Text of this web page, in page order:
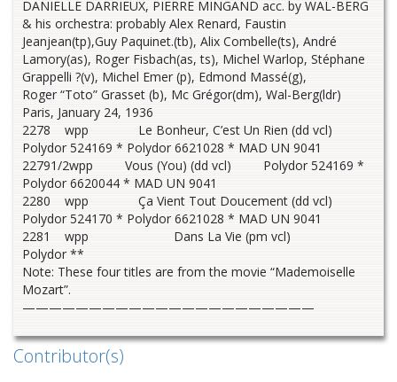
DANIELLE DARRIEUX, PIERRE MINGAND acc. by WAL-BERG
& his orchestra: probably Alex Renard, Faustin
Jeanjean(tp),Guy Paquinet.(tb), Alix Combelle(ts), André
Lamory(as), Roger Fisbach(as, ts), Michel Warlop, Stéphane
Grappelli ?(v), Michel Emer (p), Edmond Massé(g),
Roger “Toto” Grasset (b), Mc Grégor(dm), Wal-Berg(ldr)
Paris, January 24, 1936
2278 wpp Le Bonheur, C’est Un Rien (dd vcl)
Polydor 524169 * Polydor 6621028 * MAD UN 9041
22791/2wpp Vous (You) (dd vcl) Polydor 524169 *
Polydor 6620044 * MAD UN 9041
2280 wpp Ça Vient Tout Doucement (dd vcl)
Polydor 524170 * Polydor 6621028 * MAD UN 9041
2281 wpp Dans La Vie (pm vcl)
Polydor **
Note: These four titles are from the movie “Mademoiselle
Mozart”.
——————————————————————
Contributor(s)